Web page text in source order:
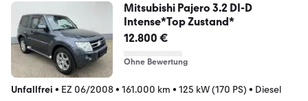
Mitsubishi Pajero 3.2 DI-D
Intense*Top Zustand*
12.800 €
Ohne Bewertung
Unfallfrei • EZ 06/2008• 161.000 km • 125 kW (170 PS) • Diesel